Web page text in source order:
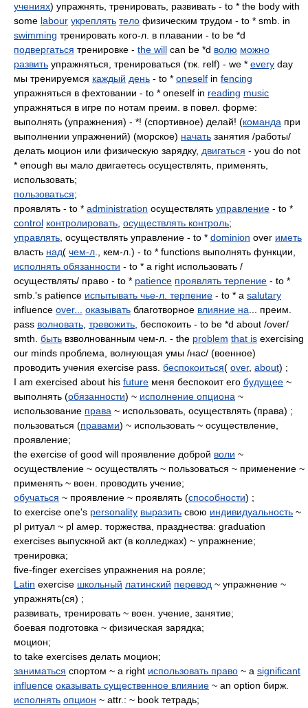
учениях) упражнять, тренировать, развивать - to * the body with
some labour укреплять тело физическим трудом - to * smb. in
swimming тренировать кого-л. в плавании - to be *d
подвергаться тренировке - the will can be *d волю можно
развить упражняться, тренироваться (тж. relf) - we * every day
мы тренируемся каждый день - to * oneself in fencing
упражняться в фехтовании - to * oneself in reading music
упражняться в игре по нотам преим. в повел. форме:
выполнять (упражнения) - *! (спортивное) делай! (команда при
выполнении упражнений) (морское) начать занятия /работы/
делать моцион или физическую зарядку, двигаться - you do not
* enough вы мало двигаетесь осуществлять, применять,
использовать;
пользоваться;
проявлять - to * administration осуществлять управление - to *
control контролировать осуществлять контроль;
управлять , осуществлять управление - to * dominion over иметь
власть над( чем-л ., кем-л.) - to * functions выполнять функции,
исполнять обязанности - to * a right использовать /
осуществлять/ право - to * patience проявлять терпение - to *
smb.'s patience испытывать чье-л. терпение - to * a salutary
influence over... оказывать благотворное влияние на ... преим.
pass волновать тревожить , беспокоить - to be *d about /over/
smth. быть взволнованным чем-л. - the problem that is exercising
our minds проблема, волнующая умы /нас/ (военное)
проводить учения exercise pass. беспокоиться( over, about) ;
I am exercised about his future меня беспокоит его будущее ~
выполнять (обязанности) ~ исполнение опциона ~
использование права ~ использовать, осуществлять (права) ;
пользоваться (правами) ~ использовать ~ осуществление,
проявление;
the exercise of good will проявление доброй воли ~
осуществление ~ осуществлять ~ пользоваться ~ применение ~
применять ~ воен. проводить учение;
обучаться ~ проявление ~ проявлять (способности) ;
to exercise one's personality выразить свою индивидуальность ~
pl ритуал ~ pl амер. торжества, празднества: graduation
exercises выпускной акт (в колледжах) ~ упражнение;
тренировка;
five-finger exercises упражнения на рояле;
Latin exercise школьный латинский перевод ~ упражнение ~
упражнять(ся) ;
развивать, тренировать ~ воен. учение, занятие;
боевая подготовка ~ физическая зарядка;
моцион;
to take exercises делать моцион;
заниматься спортом ~ a right использовать право ~ a significant
influence оказывать существенное влияние ~ an option бирж.
исполнять опцион ~ attr.: ~ book тетрадь;